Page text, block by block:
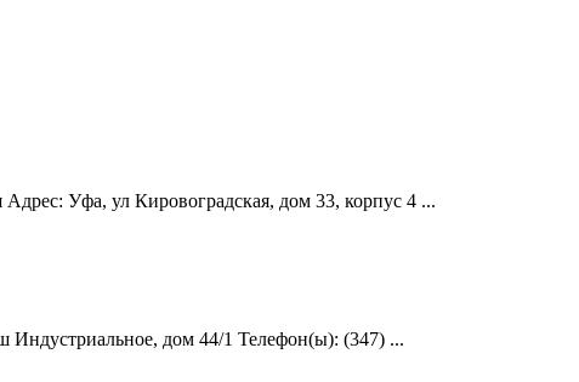
Уфа, ул Кировоградская, дом 33, корпус 4 ...
Индустриальное, дом 44/1 Телефон(ы): (347) ...